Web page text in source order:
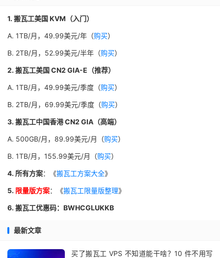
1. 搬瓦工美国 KVM（入门）
A. 1TB/月，49.99美元/年（购买）
B. 2TB/月，52.99美元/半年（购买）
2. 搬瓦工美国 CN2 GIA-E（推荐）
A. 1TB/月，49.99美元/季度（购买）
B. 2TB/月，69.99美元/季度（购买）
3. 搬瓦工中国香港 CN2 GIA（高端）
A. 500GB/月，89.99美元/月（购买）
B. 1TB/月，155.99美元/月（购买）
4. 所有方案：《搬瓦工方案大全》
5. 限量版方案：《搬瓦工限量版整理》
6. 搬瓦工优惠码：BWHCGLUKKB
最新文章
买了搬瓦工 VPS 不知道能干啥？10 件不用写